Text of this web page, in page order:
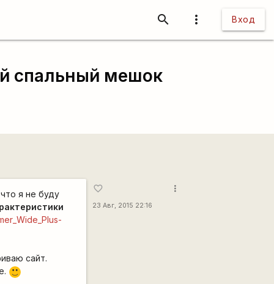
more_vert Вход
search
спальный мешок
я не буду
сайт.
:)
favorite_border
23 Авг, 2015 22:16
more_vert